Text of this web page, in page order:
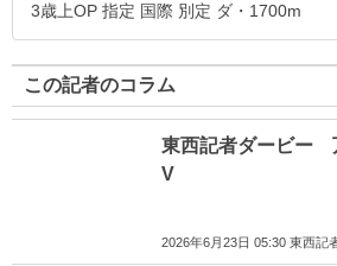
3歳上OP 指定 国際 別定 ダ・1700m
この記者のコラム
東西記者ダービー
V
2026年6月23日 05:30 東西記